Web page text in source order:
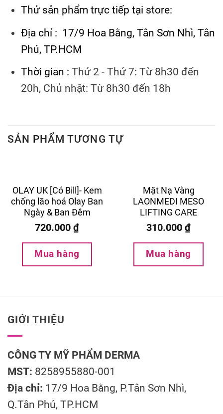
Thử sản phẩm trực tiếp tại store:
Địa chỉ : 17/9 Hoa Bằng, Tân Sơn Nhì, Tân
Phú, TP.HCM
Thời gian :Thứ 2 - Thứ 7: Từ 8h30 đến
20h, Chủ nhật: Từ 8h30 đến 18h
SẢN PHẨM TƯƠNG TỰ
OLAY UK [Có Bill]- Kem
chống lão hoá Olay Ban
Ngày & Ban Đêm
720.000 ₫
Mua hàng
Mặt Nạ Vàng
LAONMEDI MESO
LIFTING CARE
ESSENCE MASK-
Chống Lão Hoá, Mờ
Nếp Nhăn – Hộp 10
Miếng
310.000 ₫
Mua hàng
GIỚI THIỆU
CÔNG TY MỸ PHẨM DERMA
MST: 8258955880-001
Địa chỉ: 17/9 Hoa Bằng, P.Tân Sơn Nhì,
Q.Tân Phú, TP.HCM